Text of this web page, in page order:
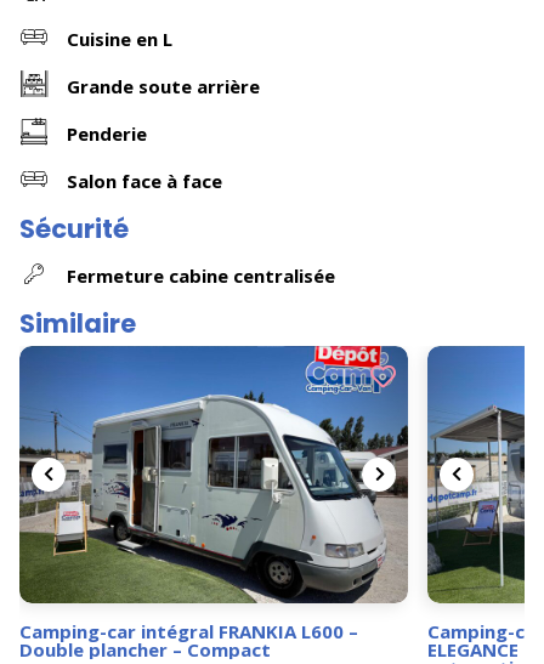
Cuisine en L
Grande soute arrière
Penderie
Salon face à face
Sécurité
Fermeture cabine centralisée
Similaire
Camping-car intégral FRANKIA L600 –
Double plancher – Compact
Camping-
ELEGANCE